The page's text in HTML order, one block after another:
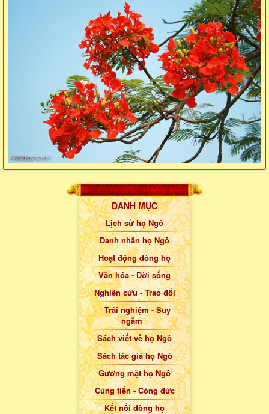
DANH MỤC
Lịch sử họ Ngô
Danh nhân họ Ngô
Hoạt động dòng họ
Văn hóa - Đời sống
Nghiên cứu - Trao đổi
Trải nghiệm - Suy
ngẫm
Sách viết về họ Ngô
Sách tác giả họ Ngô
Gương mặt họ Ngô
Cúng tiến - Công đức
Kết nối dòng họ